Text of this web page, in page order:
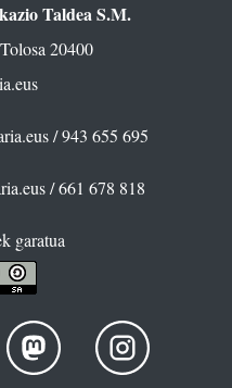
Taldea S.M.
20400
/ 943 655 695
/ 661 678 818
garatua